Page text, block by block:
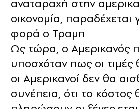
αναταραχή στην
οικονομία, παραδέχεται
φορά ο Τραμπ
Ως τώρα, ο Αμερικανός
υποσχόταν πως οι τιμές
οι Αμερικανοί δεν θα
συνέπεια, ότι το κόστος